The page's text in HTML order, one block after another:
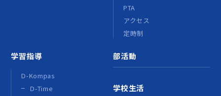
PTA
アクセス
定時制
学習指導
D-Kompas
D-Time
部活動
学校生活